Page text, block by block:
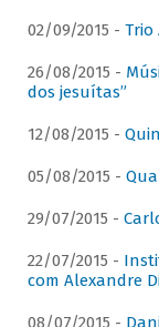
02/09/2015 - Trio
26/08/2015 -
dos jesuítas”
12/08/2015 -
05/08/2015 -
29/07/2015 -
22/07/2015 -
com Alexandre